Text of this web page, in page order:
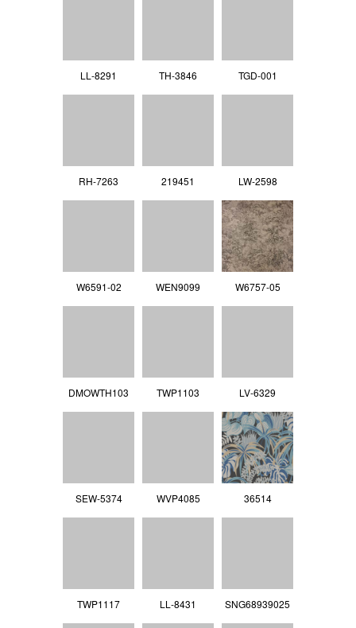
LL‐8291 TH-3846 TGD-001
RH-7263 219451 LW-2598
W6591-02 WEN9099 W6757-05
DMOWTH103 TWP1103 LV‐6329
SEW-5374 WVP4085 36514
TWP1117 LL‐8431 SNG68939025